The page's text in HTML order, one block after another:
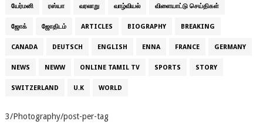
யேர்மனி ரஸ்யா வரலாறு வாழ்வியல் விளையாட்டு செய்திகள்
ஜோக் ஜோதிடம் ARTICLES BIOGRAPHY BREAKING
CANADA DEUTSCH ENGLISH ENNA FRANCE GERMANY
NEWS NEWW ONLINE TAMIL TV SPORTS STORY
SWITZERLAND U.K WORLD
3/Photography/post-per-tag